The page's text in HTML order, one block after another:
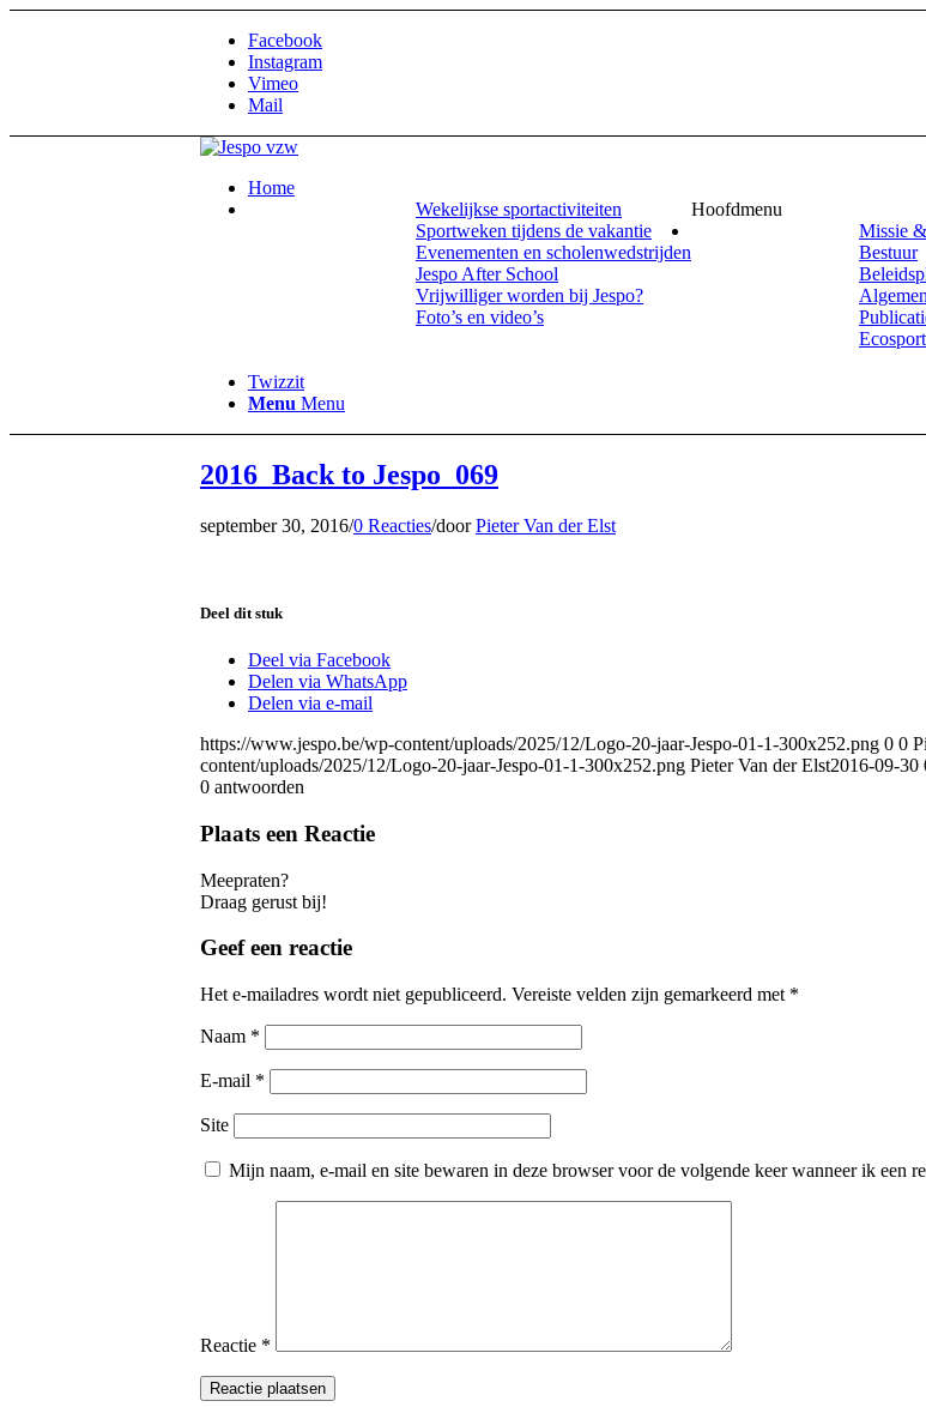
Facebook
Instagram
Vimeo
Mail
Home
Hoofdmenu
Wekelijkse sportactiviteiten
Sportweken tijdens de vakantie
Evenementen en scholenwedstrijden
Jespo After School
Vrijwilliger worden bij Jespo?
Foto’s en video’s
Missie
Bestuur
Twizzit
Menu Menu
2016_Back to Jespo_069
september 30, 2016/0 Reacties/doorPieter Van der Elst
Deel dit stuk
Deel via Facebook
Delen via WhatsApp
Delen via e-mail
https://www.jespo.be/wp-content/uploads/2025/12/Logo-20-jaar-Jespo-01-1-300x252.png 0 0
content/uploads/2025/12/Logo-20-jaar-Jespo-01-1-300x252.png Pieter Van der Elst2016-09-30
0 antwoorden
Plaats een Reactie
Meepraten?
Draag gerust bij!
Geef een reactie
Het e-mailadres wordt niet gepubliceerd. Vereiste velden zijn gemarkeerd met *
Naam *
E-mail *
Site
Mijn naam, e-mail en site bewaren in deze browser voor de volgende keer wanneer ik een
Reactie *